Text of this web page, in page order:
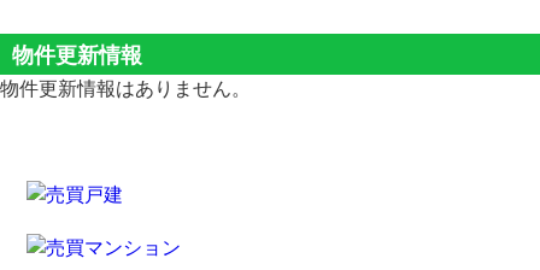
物件更新情報
物件更新情報はありません。